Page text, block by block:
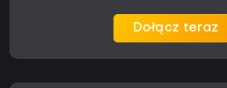
Dołącz teraz